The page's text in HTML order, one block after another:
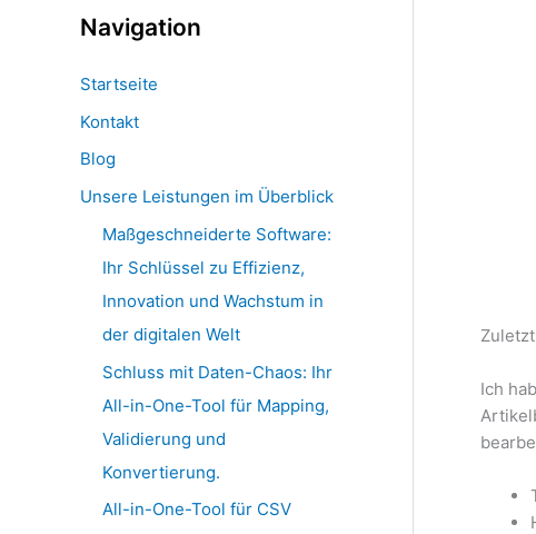
Navigation
Startseite
Kontakt
Blog
Unsere Leistungen im Überblick
Maßgeschneiderte Software:
Ihr Schlüssel zu Effizienz,
Innovation und Wachstum in
der digitalen Welt
Schluss mit Daten-Chaos: Ihr
All-in-One-Tool für Mapping,
Validierung und
Konvertierung.
All-in-One-Tool für CSV
Ich